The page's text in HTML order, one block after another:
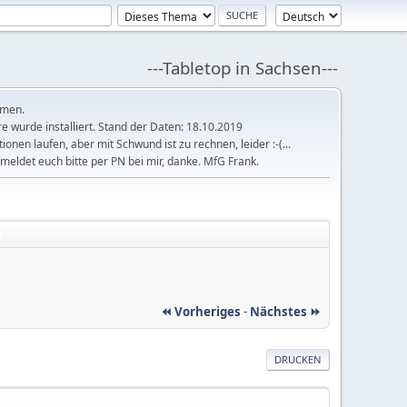
---Tabletop in Sachsen---
wurde installiert. Stand der Daten: 18.10.2019
laufen, aber mit Schwund ist zu rechnen, leider :-(...
euch bitte per PN bei mir, danke. MfG Frank.
⏪ Vorheriges - Nächstes ⏩
DRUCKEN